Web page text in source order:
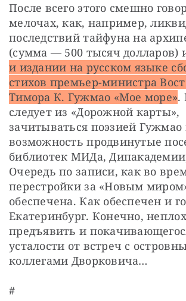
После всего этого смешно
мелочах, как, например,
последствий тайфуна на
(сумма — 500 тысяч долларов)
и издании на русском языке
стихов премьер-министра
Тимора К. Гужмао «Мое море».
следует из «Дорожной карты»,
зачитываться поэзией Гужмао
возможность продвинутые
библиотек МИДа,
Очередь по записи, как во
перестройки за «Новым
обеспечена. Как обеспечен и
Екатеринбург. Конечно,
предъявить и
усталости от встреч с
коллегами Дворковича…
#